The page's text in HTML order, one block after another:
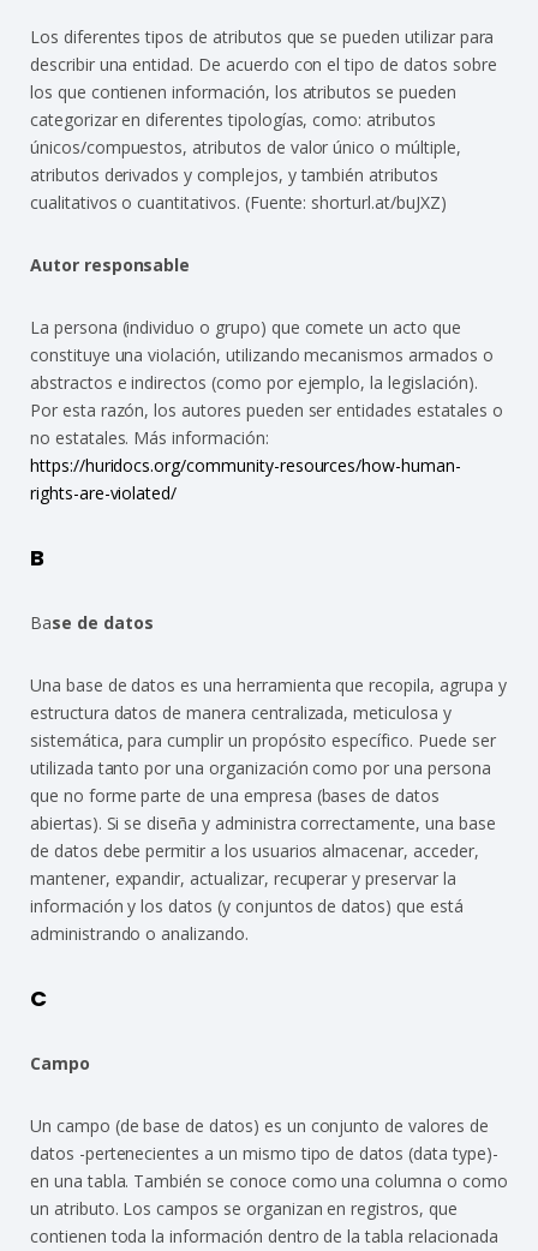
Los diferentes tipos de atributos que se pueden utilizar para
describir una entidad. De acuerdo con el tipo de datos sobre
los que contienen información, los atributos se pueden
categorizar en diferentes tipologías, como: atributos
únicos/compuestos, atributos de valor único o múltiple,
atributos derivados y complejos, y también atributos
cualitativos o cuantitativos. (Fuente: shorturl.at/buJXZ)
Autor responsable
La persona (individuo o grupo) que comete un acto que
constituye una violación, utilizando mecanismos armados o
abstractos e indirectos (como por ejemplo, la legislación).
Por esta razón, los autores pueden ser entidades estatales o
no estatales. Más información:
https://huridocs.org/community-resources/how-human-
rights-are-violated/
B
Base de datos
Una base de datos es una herramienta que recopila, agrupa y
estructura datos de manera centralizada, meticulosa y
sistemática, para cumplir un propósito específico. Puede ser
utilizada tanto por una organización como por una persona
que no forme parte de una empresa (bases de datos
abiertas). Si se diseña y administra correctamente, una base
de datos debe permitir a los usuarios almacenar, acceder,
mantener, expandir, actualizar, recuperar y preservar la
información y los datos (y conjuntos de datos) que está
administrando o analizando.
C
Campo
Un campo (de base de datos) es un conjunto de valores de
datos -pertenecientes a un mismo tipo de datos (data type)-
en una tabla. También se conoce como una columna o como
un atributo. Los campos se organizan en registros, que
contienen toda la información dentro de la tabla relacionada